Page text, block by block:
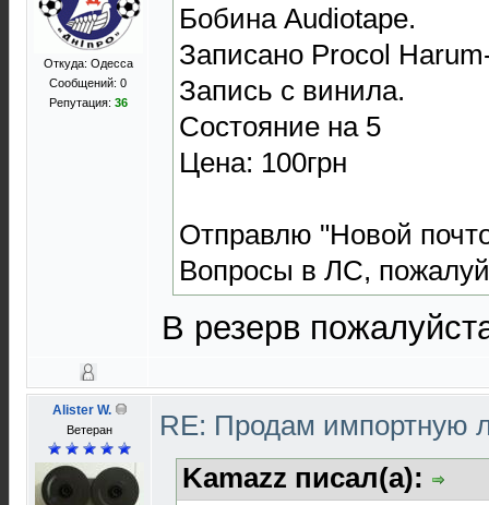
Откуда: Одесса
Сообщений: 0
Репутация: 36
Бобина Audiotape.
Записано Procol
Запись с винила.
Состояние на 5
Цена: 100грн
Отправлю "Новой
Вопросы в ЛС,
В резерв
Alister W.
Ветеран
RE: Продам импортную
Kamazz писал(а):